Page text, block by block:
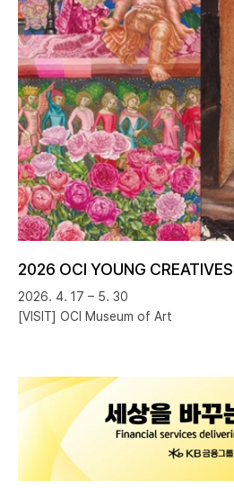
2026 OCI YOUNG CREATIVES
2026. 4. 17 – 5. 30
[VISIT] OCI Museum of Art